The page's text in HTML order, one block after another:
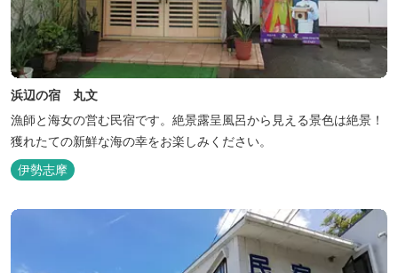
浜辺の宿 丸文
漁師と海女の営む民宿です。絶景露呈風呂から見える景色は絶景！
獲れたての新鮮な海の幸をお楽しみください。
伊勢志摩